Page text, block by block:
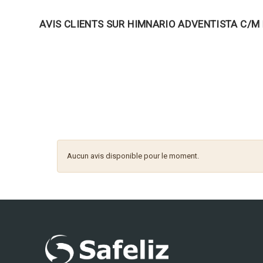
AVIS CLIENTS SUR HIMNARIO ADVENTISTA C/M
Aucun avis disponible pour le moment.